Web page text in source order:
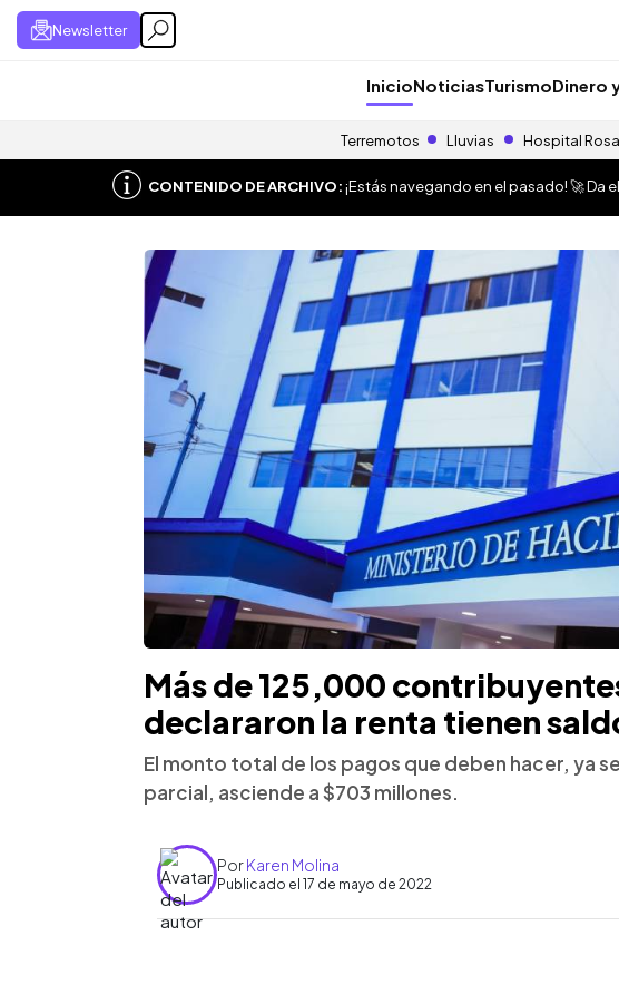
Newsletter
InicioNoticiasTurismoDinero
Terremotos Lluvias Hospital
CONTENIDO DE ARCHIVO:¡Estás navegando en el pasado! 🚀 Da
Más de 125,000
declararon la renta tienen
El monto total de los pagos que deben hacer, ya
parcial, asciende a $703 millones.
PorKaren Molina
Publicado el 17 de mayo de 2022